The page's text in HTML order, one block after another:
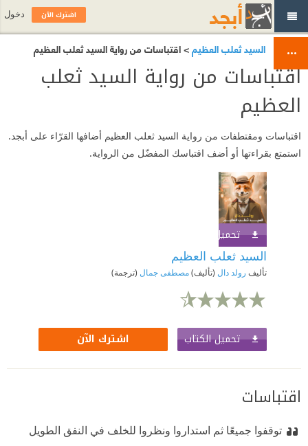
السيد ثعلب العظيم> اقتباسات من رواية السيد ثعلب العظيم
اقتباسات من رواية السيد ثعلب
العظيم
اقتباسات ومقتطفات من رواية السيد ثعلب العظيم أضافها القرّاء على أبجد.
استمتع بقراءتها أو أضف اقتباسك المفضّل من الرواية.
تحميل الكتاب
السيد ثعلب العظيم
تأليف رولد دال (تأليف)مصطفى جمال (ترجمة)
تحميل الكتاب اشترك الآن
اقتباسات
توقفوا جميعًا ثم استداروا ونظروا للخلف في النفق الطويل
اشترك الآن دخول